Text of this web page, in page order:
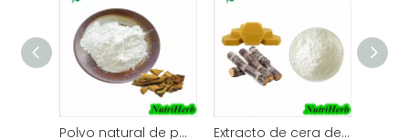
Polvo natural de polidatina con extracto de Polygonum Cuspidatum Extracto de cera de caña de azúcar Policosanol Octacosanol en polvo